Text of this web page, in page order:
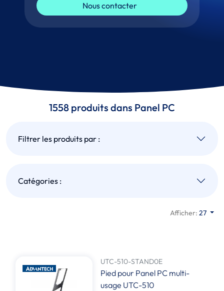
Nous contacter
1558 produits dans Panel PC
Filtrer les produits par :
Catégories :
Afficher:27
UTC-510-STAND0E
Pied pour Panel PC multi-
usage UTC-510